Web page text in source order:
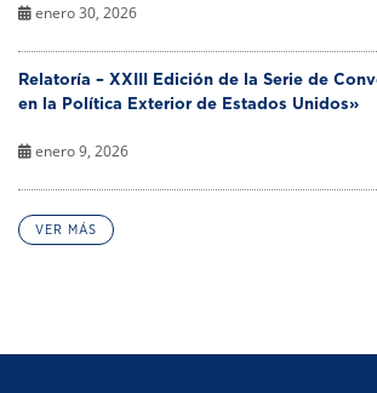
enero 30, 2026
Relatoría – XXIII Edición de la Serie de
en la Política Exterior de Estados Unidos»
enero 9, 2026
VER MÁS